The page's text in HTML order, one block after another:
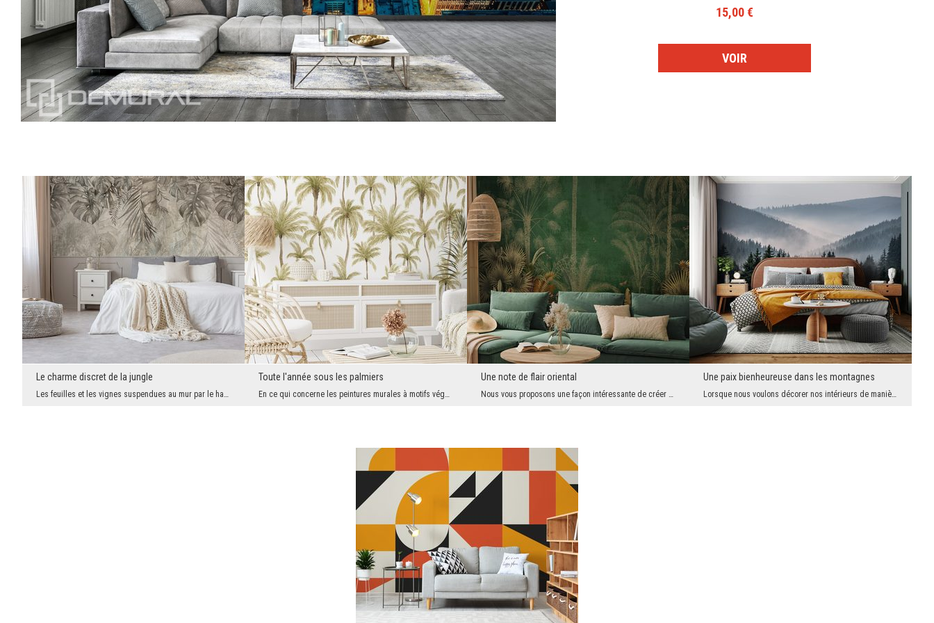
15,00 €
VOIR
Le charme discret de la jungle
Les feuilles et les vignes suspendues au mur par le haut sont la tendance actuelle des peintures ...
Toute l'année sous les palmiers
En ce qui concerne les peintures murales à motifs végétaux, les monstres et autres plantes simila...
Une note de flair oriental
Nous vous proposons une façon intéressante de créer un intérieur confortable, atmosphérique, mais...
Une paix bienheureuse dans les montagnes
Lorsque nous voulons décorer nos intérieurs de manière à ce qu'il soit agréable d'y passer du tem...